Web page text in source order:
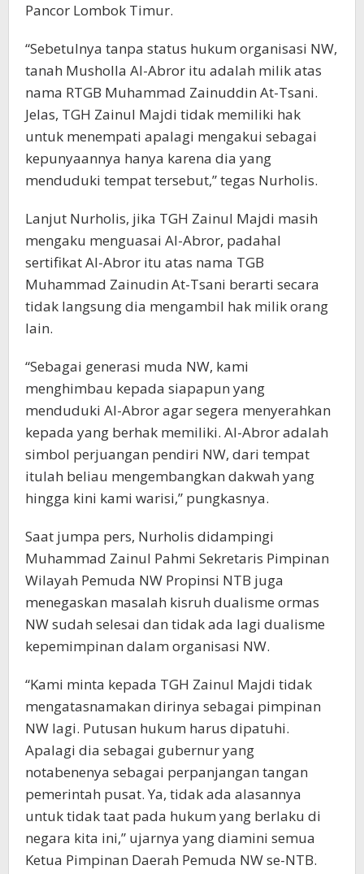
Pancor Lombok Timur.
“Sebetulnya tanpa status hukum organisasi NW,
tanah Musholla Al-Abror itu adalah milik atas
nama RTGB Muhammad Zainuddin At-Tsani.
Jelas, TGH Zainul Majdi tidak memiliki hak
untuk menempati apalagi mengakui sebagai
kepunyaannya hanya karena dia yang
menduduki tempat tersebut,” tegas Nurholis.
Lanjut Nurholis, jika TGH Zainul Majdi masih
mengaku menguasai Al-Abror, padahal
sertifikat Al-Abror itu atas nama TGB
Muhammad Zainudin At-Tsani berarti secara
tidak langsung dia mengambil hak milik orang
lain.
“Sebagai generasi muda NW, kami
menghimbau kepada siapapun yang
menduduki Al-Abror agar segera menyerahkan
kepada yang berhak memiliki. Al-Abror adalah
simbol perjuangan pendiri NW, dari tempat
itulah beliau mengembangkan dakwah yang
hingga kini kami warisi,” pungkasnya.
Saat jumpa pers, Nurholis didampingi
Muhammad Zainul Pahmi Sekretaris Pimpinan
Wilayah Pemuda NW Propinsi NTB juga
menegaskan masalah kisruh dualisme ormas
NW sudah selesai dan tidak ada lagi dualisme
kepemimpinan dalam organisasi NW.
“Kami minta kepada TGH Zainul Majdi tidak
mengatasnamakan dirinya sebagai pimpinan
NW lagi. Putusan hukum harus dipatuhi.
Apalagi dia sebagai gubernur yang
notabenenya sebagai perpanjangan tangan
pemerintah pusat. Ya, tidak ada alasannya
untuk tidak taat pada hukum yang berlaku di
negara kita ini,” ujarnya yang diamini semua
Ketua Pimpinan Daerah Pemuda NW se-NTB.